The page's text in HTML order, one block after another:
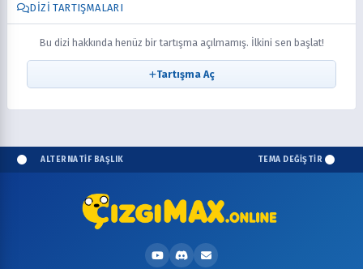
DIZI TARTIŞMALARI
Bu dizi hakkında henüz bir tartışma açılmamış. İlkini sen başlat!
Tartışma Aç
ALTERNATİF BAŞLIK TEMA DEĞİŞTİR